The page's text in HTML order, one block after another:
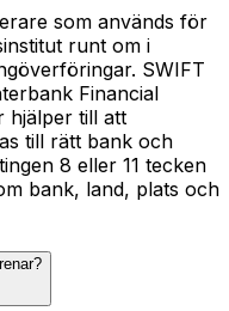
som används för
runt om i
SWIFT
Financial
hjälper till att
till rätt bank och
8 eller 11 tecken
bank, land, plats och